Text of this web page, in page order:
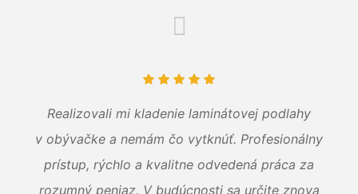
Realizovali mi kladenie laminátovej podlahy
v obývačke a nemám čo vytknúť. Profesionálny
prístup, rýchlo a kvalitne odvedená práca za
rozumný peniaz. V budúcnosti sa určite znova